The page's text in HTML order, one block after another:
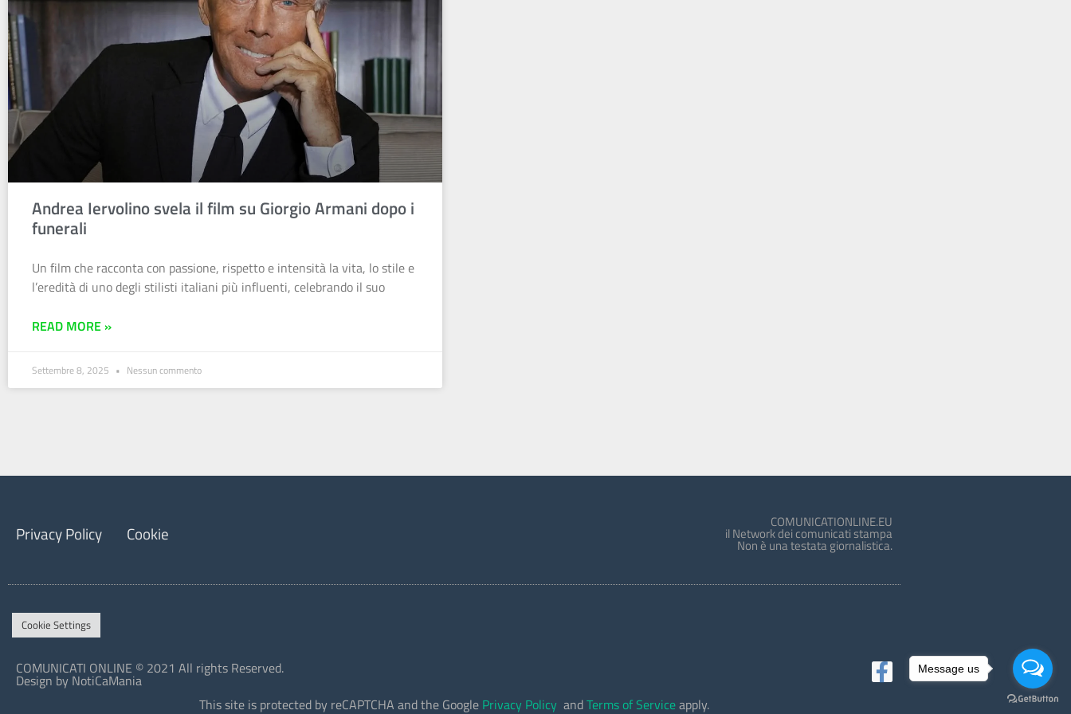
Andrea Iervolino svela il film su Giorgio Armani dopo i
funerali
Un film che racconta con passione, rispetto e intensità la vita, lo stile e
l’eredità di uno degli stilisti italiani più influenti, celebrando il suo
READ MORE »
Settembre 8, 2025 Nessun commento
Privacy Policy Cookie COMUNICATIONLINE.EU
il Network dei comunicati stampa
Non è una testata giornalistica.
Cookie Settings
COMUNICATI ONLINE © 2021 All rights Reserved.
Design by NotiCaMania
This site is protected by reCAPTCHA and the Google Privacy Policy andTerms of Serviceapply.
Message us